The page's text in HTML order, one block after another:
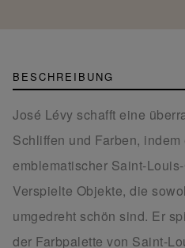
BESCHREIBUNG
José Lévy schafft eine
Schliffen und Farben,
emblematischer Saint-
Verspielte Objekte, die
umgedreht schön sind. Er
der Farbpalette von Saint-